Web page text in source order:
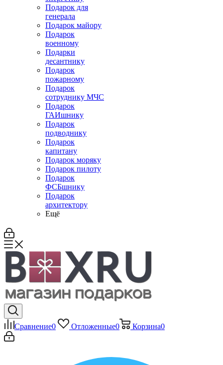
Подарок для
генерала
Подарок майору
Подарок
военному
Подарки
десантнику
Подарок
пожарному
Подарок
сотруднику МЧС
Подарок
ГАИшнику
Подарок
подводнику
Подарок
капитану
Подарок моряку
Подарок пилоту
Подарок
ФСБшнику
Подарок
архитектору
Ещё
Сравнение0 Отложенные0 Корзина0